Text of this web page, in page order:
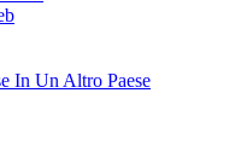
In Un Altro Paese